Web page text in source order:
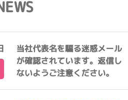
当社代表名を騙る迷惑メール
が確認されています。返信し
ないようご注意ください。